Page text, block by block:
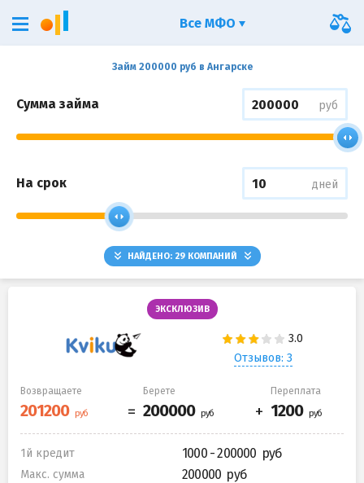
Займ 200000 руб в Ангарске
Сумма займа руб
На срок дней
НАЙДЕНО: 29КОМПАНИЙ
ЭКСКЛЮЗИВ
Отзывов: 3
Возвращаете Берете Переплата
1й кредит 1000 - 200000
Макс. сумма 200000
Все МФО